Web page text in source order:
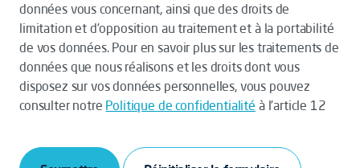
données vous concernant, ainsi que des droits de
limitation et d’opposition au traitement et à la portabilité
de vos données. Pour en savoir plus sur les traitements de
données que nous réalisons et les droits dont vous
disposez sur vos données personnelles, vous pouvez
consulter notre Politique de confidentialité à l’article 12